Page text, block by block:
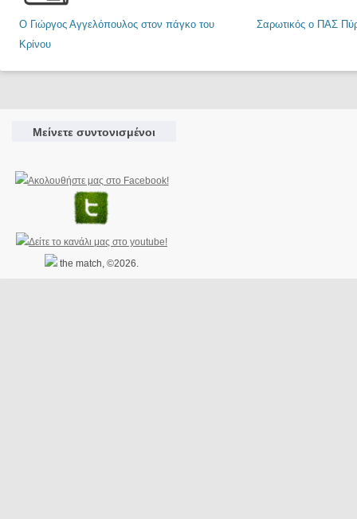
Ο Γιώργος Αγγελόπουλος στον πάγκο του
Κρίνου
Σαρωτικός ο ΠΑΣ
Μείνετε συντονισμένοι
the match, ©2026.